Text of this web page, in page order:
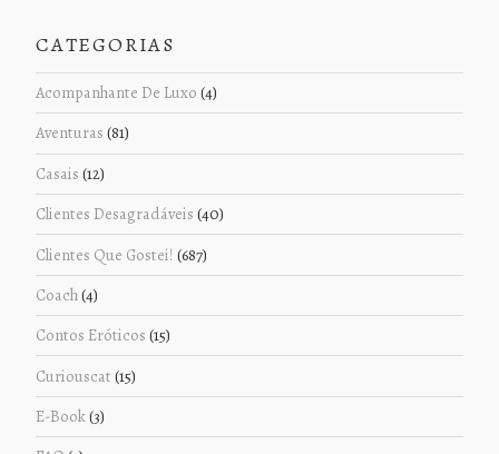
CATEGORIAS
Acompanhante De Luxo (4)
Aventuras (81)
Casais (12)
Clientes Desagradáveis (40)
Clientes Que Gostei! (687)
Coach(4)
Contos Eróticos (15)
Curiouscat (15)
E-Book(3)